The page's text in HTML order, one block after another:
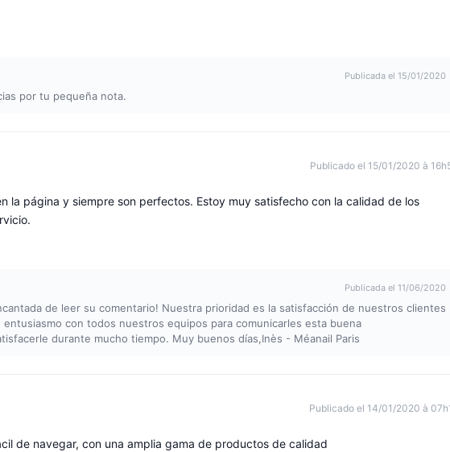
Publicada el 15/01/2020
por tu pequeña nota.
Publicado el 15/01/2020 à
la página y siempre son perfectos. Estoy muy satisfecho con la calidad de los
Publicada el 11/06/2020
de leer su comentario! Nuestra prioridad es la satisfacción de nuestros clientes
con todos nuestros equipos para comunicarles esta buena
durante mucho tiempo. Muy buenos días,Inès - Méanail Paris
Publicado el 14/01/2020 à
de navegar, con una amplia gama de productos de calidad